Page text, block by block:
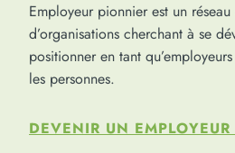
Employeur pionnier est un réseau
d’organisations cherchant à se
positionner en tant
les personnes.
DEVENIR UN